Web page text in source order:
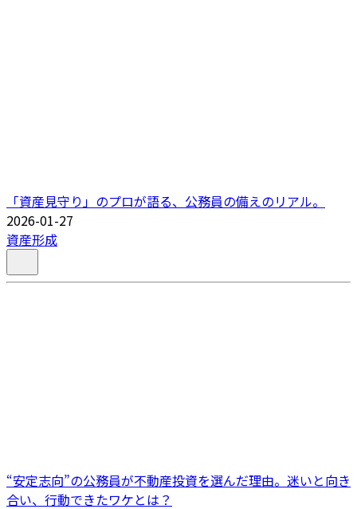
「資産見守り」のプロが語る、公務員の備えのリアル。
2026-01-27
資産形成
“安定志向”の公務員が不動産投資を選んだ理由。迷いと向き
合い、行動できたワケとは？